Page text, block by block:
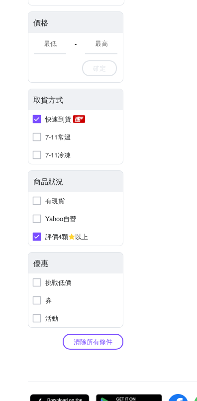
價格
-
確定
取貨方式
快速到貨
7-11常溫
7-11冷凍
商品狀況
有現貨
Yahoo自營
評價4顆
以上
優惠
挑戰低價
券
活動
清除所有條件